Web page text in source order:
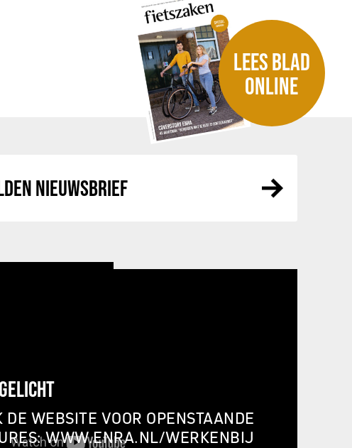
LEES BLAD
ONLINE
NIEUWSBRIEF
DE WEBSITE VOOR OPENSTAANDE
WWW.ENRA.NL/WERKENBIJ